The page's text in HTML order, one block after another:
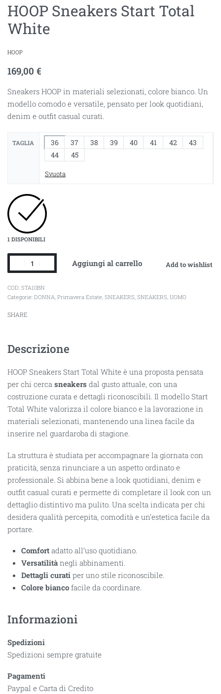
HOOP Sneakers Start Total
White
HOOP
169,00 €
Sneakers HOOP in materiali selezionati, colore bianco. Un
modello comodo e versatile, pensato per look quotidiani,
denim e outfit casual curati.
TAGLIA 36 37 38 39 40 41 42
43
44
45
Svuota
1 DISPONIBILI
Aggiungi al carrello Add to wishlist
STA10BN
Categorie: DONNA, Primavera Estate, SNEAKERS, SNEAKERS, UOMO
SHARE
Descrizione
HOOP Sneakers Start Total White è una proposta pensata
per chi cerca sneakers dal gusto attuale, con una
costruzione curata e dettagli riconoscibili. Il modello Start
Total White valorizza il colore bianco e la lavorazione in
materiali selezionati, mantenendo una linea facile da
inserire nel guardaroba di stagione.
La struttura è studiata per accompagnare la giornata con
praticità, senza rinunciare a un aspetto ordinato e
professionale. Si abbina bene a look quotidiani, denim e
outfit casual curati e permette di completare il look con un
dettaglio distintivo ma pulito. Una scelta indicata per chi
desidera qualità percepita, comodità e un’estetica facile da
portare.
Comfort adatto all’uso quotidiano.
Versatilità negli abbinamenti.
Dettagli curati per uno stile riconoscibile.
Colore bianco facile da coordinare.
Informazioni
Spedizioni
Spedizioni sempre gratuite
Pagamenti
Paypal e Carta di Credito